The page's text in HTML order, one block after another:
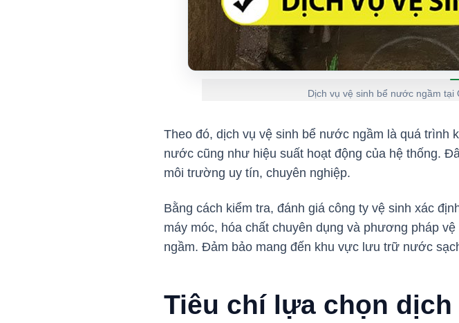
Dịch vụ vệ sinh bể nước ngầm
Theo đó, dịch vụ vệ sinh bể nước ngầm là quá
nước cũng như hiệu suất hoạt động của hệ thống.
môi trường uy tín, chuyên nghiệp.
Bằng cách kiểm tra, đánh giá công ty vệ sinh xác
máy móc, hóa chất chuyên dụng và phương pháp
ngầm. Đảm bảo mang đến khu vực lưu trữ nước
Tiêu chí lựa chọn